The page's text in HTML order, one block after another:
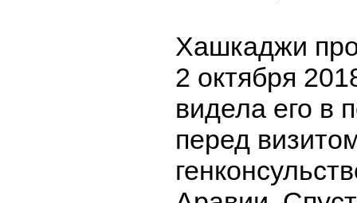
Хашкаджи
2 октября
видела его в
перед